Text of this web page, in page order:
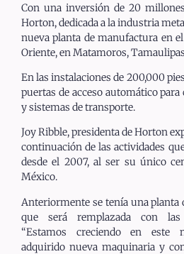
Con una inversión de 20
Horton, dedicada a la industria
nueva planta de manufactura en
Oriente, en Matamoros,
En las instalaciones de 200,000
puertas de acceso automático
y sistemas de transporte.
Joy Ribble, presidenta de Horton
continuación de las actividades
desde el 2007, al ser su único
México.
Anteriormente se tenía una planta
que será remplazada con las
“Estamos creciendo en este
adquirido nueva maquinaria y